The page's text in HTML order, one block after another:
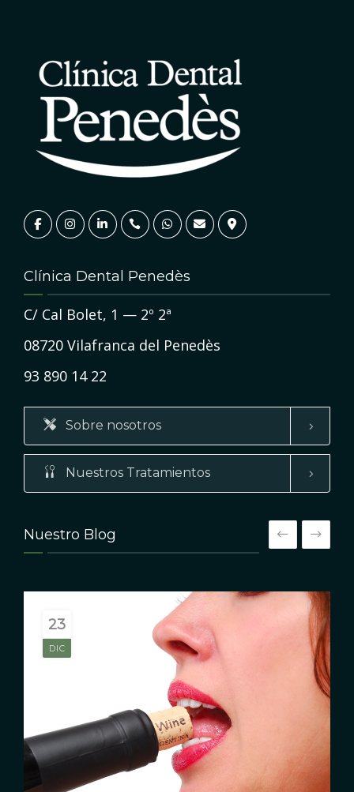
Clínica Dental Penedès
C/ Cal Bolet, 1 — 2º 2ª
08720 Vilafranca del Penedès
93 890 14 22
Sobre nosotros
Nuestros Tratamientos
Nuestro Blog
23
DIC
3
OCT